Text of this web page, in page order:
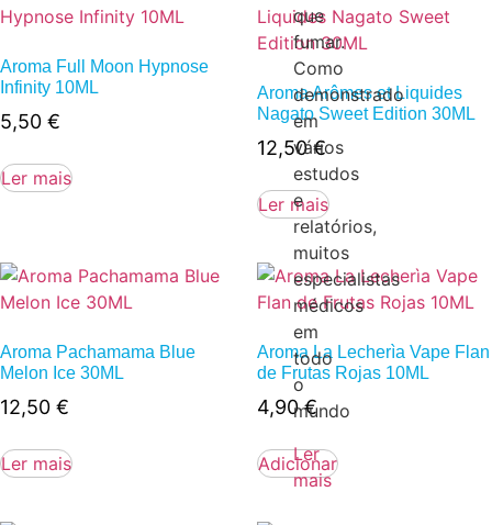
que
fumar.
Como
demonstrado
em
vários
estudos
e
relatórios,
muitos
especialistas
médicos
em
todo
o
mundo
Ler
mais
Aroma Full Moon Hypnose
Infinity 10ML
5,50 €
Ler mais
Aroma Arômes et Liquides
Nagato Sweet Edition 30ML
12,50€
Ler mais
Aroma Pachamama Blue
Melon Ice 30ML
12,50 €
Ler mais
Aroma La Lecherìa Vape Flan
de Frutas Rojas 10ML
4,90€
Adicionar